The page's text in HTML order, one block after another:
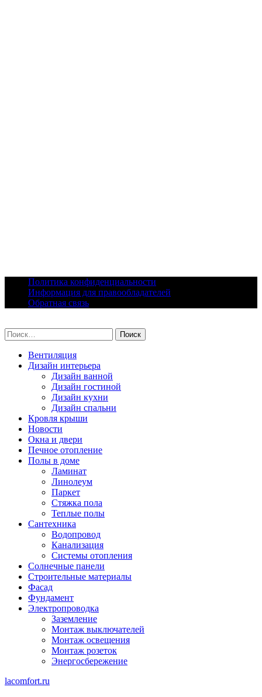
content
Политика конфиденциальности
Информация для правообладателей
Обратная связь
Найти:
Вентиляция
Дизайн интерьера
Дизайн ванной
Дизайн гостиной
Дизайн кухни
Дизайн спальни
Кровля крыши
Новости
Окна и двери
Печное отопление
Полы в доме
Ламинат
Линолеум
Паркет
Стяжка пола
Теплые полы
Сантехника
Водопровод
Канализация
Системы отопления
Солнечные панели
Строительные материалы
Фасад
Фундамент
Электропроводка
Заземление
Монтаж выключателей
Монтаж освещения
Монтаж розеток
Энергосбережение
lacomfort.ru